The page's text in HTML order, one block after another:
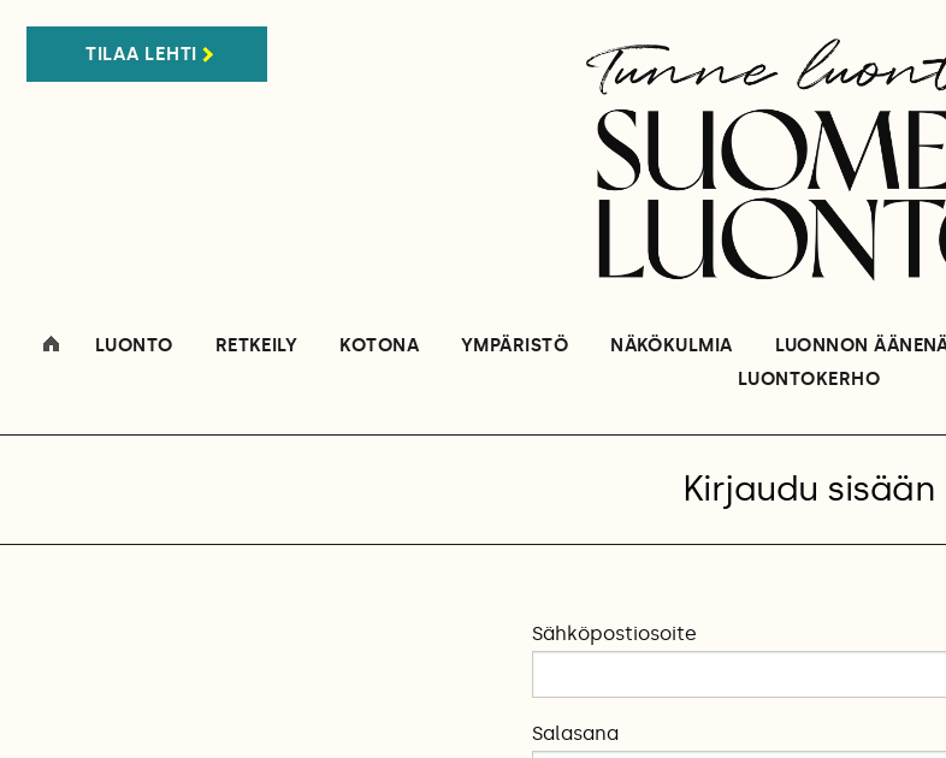
TILAA LEHTI
LUONTO RETKEILY KOTONA YMPÄRISTÖ NÄKÖKULMIA LUONNON
LUONTOKERHO
Kirjaudu sisään
Sähköpostiosoite
Salasana